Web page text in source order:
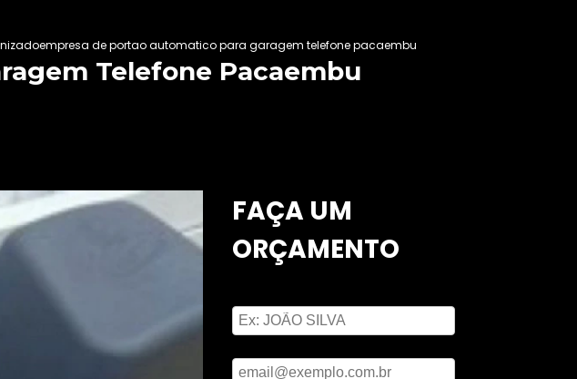
empresa de portao automatico para garagem telefone pacaembu
Telefone Pacaembu
FAÇA UM
ORÇAMENTO